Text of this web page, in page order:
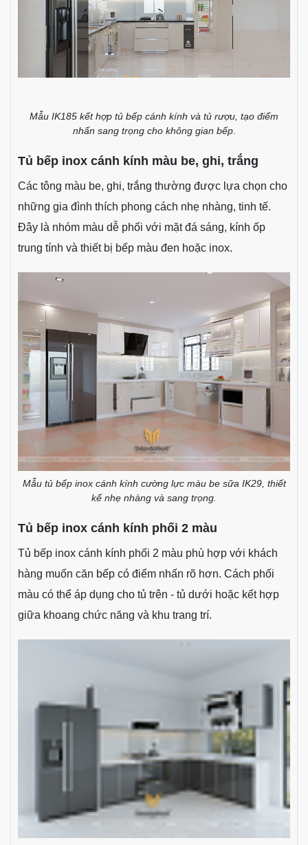
Mẫu IK185 kết hợp tủ bếp cánh kính và tủ rượu, tạo điểm
nhấn sang trọng cho không gian bếp.
Tủ bếp inox cánh kính màu be, ghi, trắng
Các tông màu be, ghi, trắng thường được lựa chọn cho
những gia đình thích phong cách nhẹ nhàng, tinh tế.
Đây là nhóm màu dễ phối với mặt đá sáng, kính ốp
trung tính và thiết bị bếp màu đen hoặc inox.
Mẫu tủ bếp inox cánh kính cường lực màu be sữa IK29, thiết
kế nhẹ nhàng và sang trọng.
Tủ bếp inox cánh kính phối 2 màu
Tủ bếp inox cánh kính phối 2 màu phù hợp với khách
hàng muốn căn bếp có điểm nhấn rõ hơn. Cách phối
màu có thể áp dụng cho tủ trên - tủ dưới hoặc kết hợp
giữa khoang chức năng và khu trang trí.